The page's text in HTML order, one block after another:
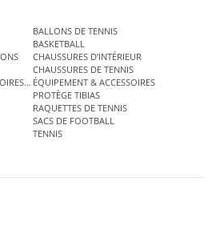
BALLONS DE TENNIS
BASKETBALL
CHAUSSURES D’INTÉRIEUR
CHAUSSURES DE TENNIS
DE TENNIS
ÉQUIPEMENT & ACCESSOIRES
PROTÈGE TIBIAS
RAQUETTES DE TENNIS
SACS DE FOOTBALL
TENNIS